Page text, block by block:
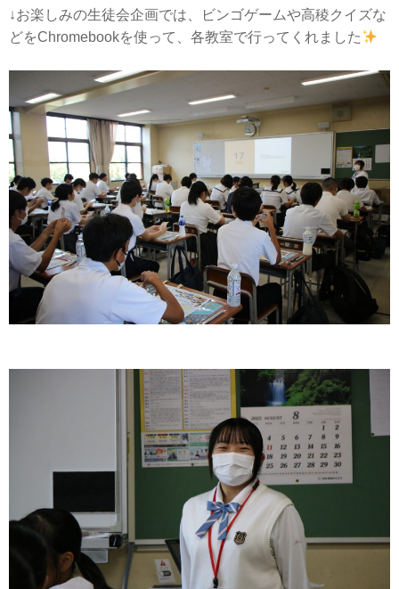
↓お楽しみの生徒会企画では、ビンゴゲームや高稜クイズな
どをChromebookを使って、各教室で行ってくれました